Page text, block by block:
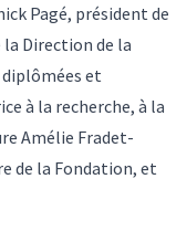
Pagé, président de
la Direction de la
et
à la recherche, à la
Amélie Fradet-
de la Fondation, et